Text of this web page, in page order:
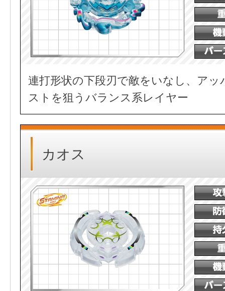
連打形状の下段刃で敵をいなし、アッ
ストを狙うバランス系レイヤー
カオス